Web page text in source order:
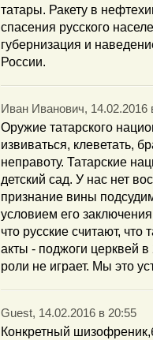
татары. Ракету в
спасения русского
губернизация и
России.
Иван Иванович, 14.02.2016
Оружие татарского
извиваться, клеветать,
неправоту. Татарские
детский сад. У нас нет
признание вины
условием его
что русские считают, что
акты - поджоги церквей в
роли не играет. Мы это
Guest, 14.02.2016 в 20:55
Конкретный